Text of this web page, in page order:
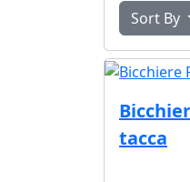
Sort By
tacca